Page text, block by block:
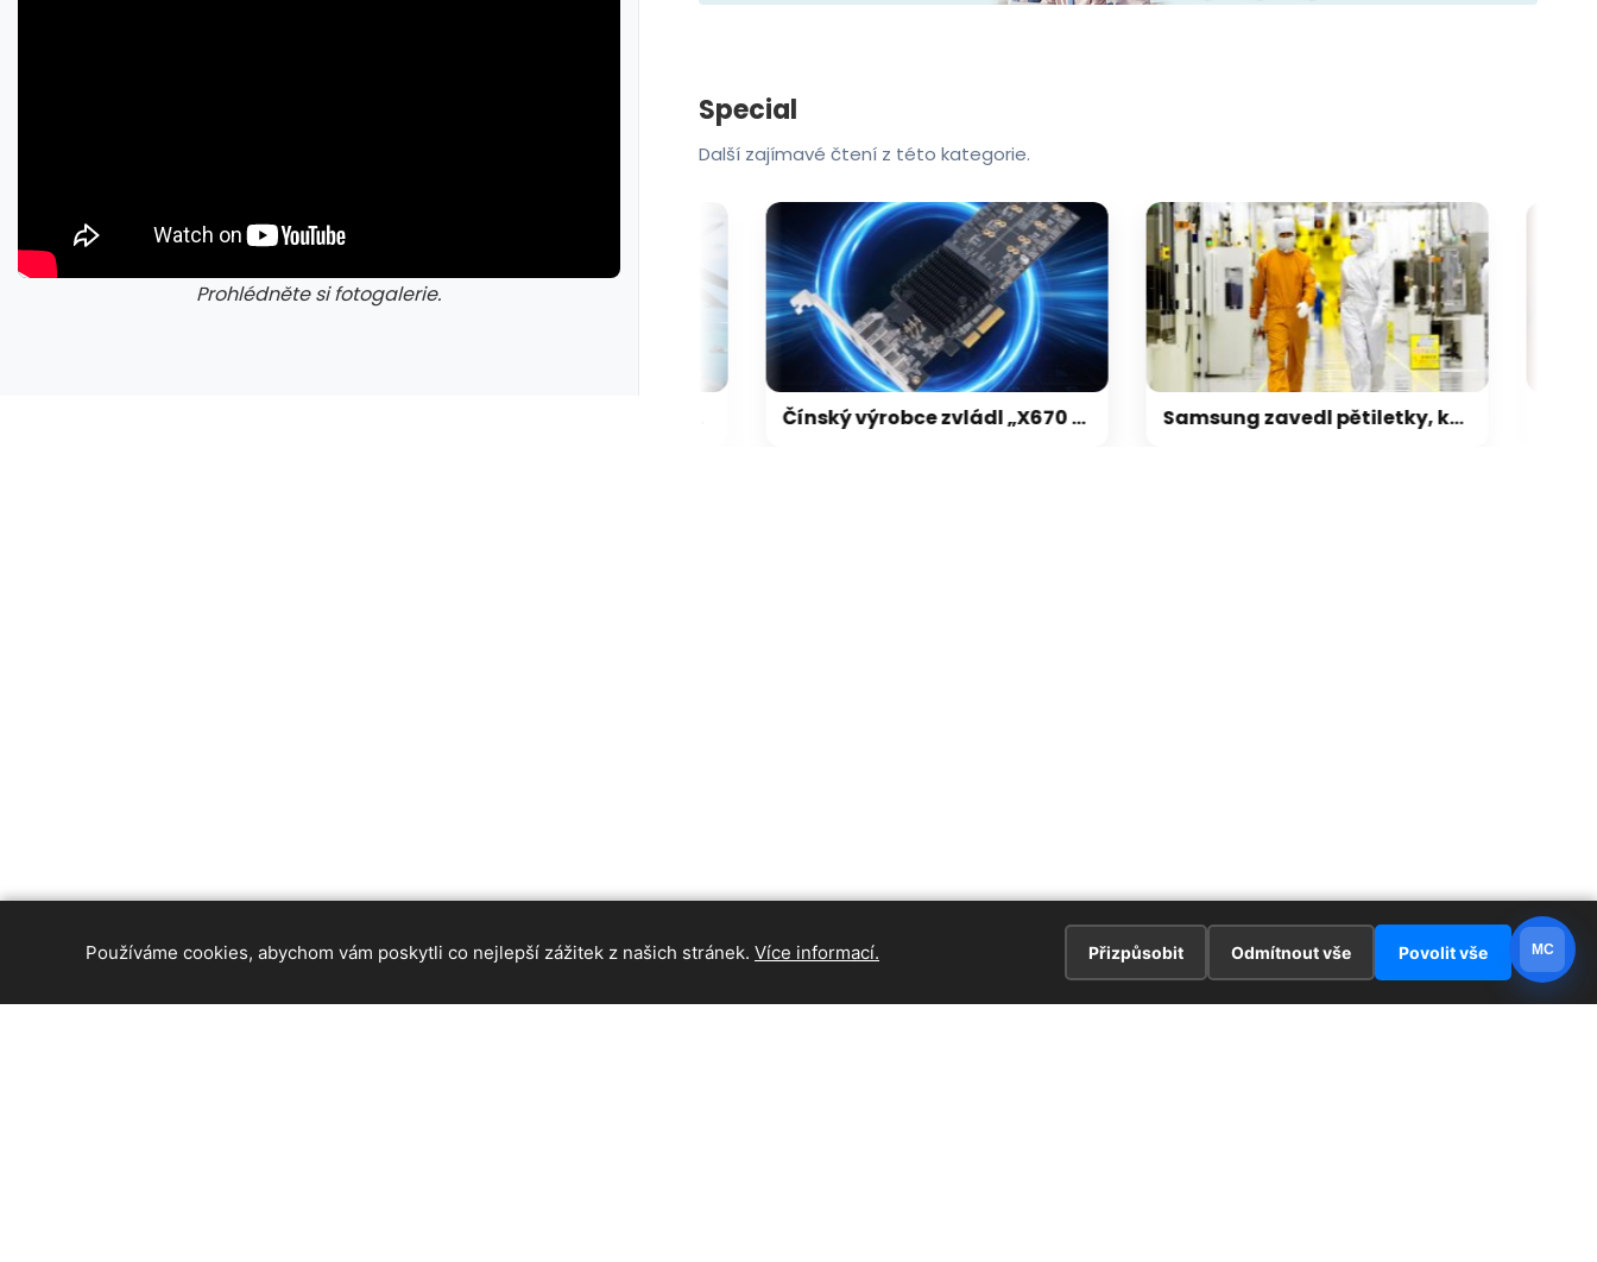
Prohlédněte si fotogalerie.
galerie: cviky galerie: cviky
Special
Další zajímavé čtení z této kategorie.
Čínský výrobce zvládl „X670 XPANSION KIT“ levněji, dostupně a lépe než ASRock Samsung zavedl pětiletky, kdo chce mít paměti jisté, musí objednat na 5 let
Používáme cookies, abychom vám poskytli co nejlepší zážitek z našich stránek. Více informací. Přizpůsobit Odmítnout vše Povolit vše MC